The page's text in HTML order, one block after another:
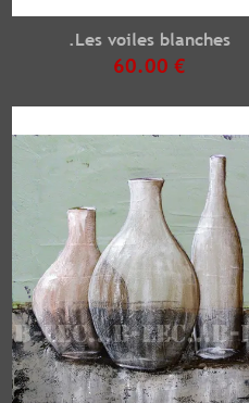
.Les voiles blanches
60.00 €